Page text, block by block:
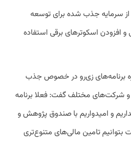
از سرمایه‌ جذب شده برای توسعه
افزودن اسکوترهای برقی استفاده
برنامه‌های زی‌رو در خصوص جذب
و شرکت‌های مختلف گفت: فعلا برنامه
و امیدواریم با صندوق پژوهش و
تامین‌ مالی‌های متنوع‌تری